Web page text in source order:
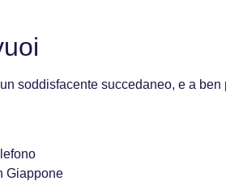
soddisfacente succedaneo, e a ben
Giappone